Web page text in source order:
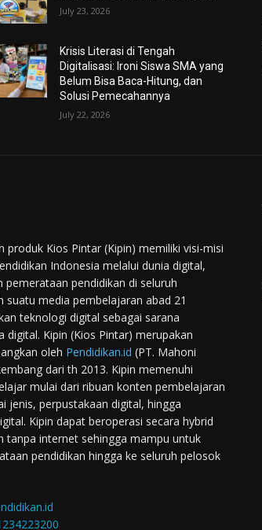
July 23, 2026
Krisis Literasi di Tengah
Digitalisasi: Ironi Siswa SMA yang
Belum Bisa Baca-Hitung, dan
Solusi Pemecahannya
July 22, 2026
produk Kios Pintar (Kipin) memiliki visi-misi
Indonesia melalui dunia digital,
pemerataan pendidikan di seluruh
suatu media pembelajaran abad 21
teknologi digital sebagai sarana
digital. Kipin (Kios Pintar) merupakan
oleh Pendidikan.id (PT. Mahoni
dari th 2013. Kipin memenuhi
mulai dari ribuan konten pembelajaran
jenis, perpustakaan digital, hingga
Kipin dapat beroperasi secara hybrid
tanpa internet sehingga mampu untuk
pendidikan hingga ke seluruh pelosok